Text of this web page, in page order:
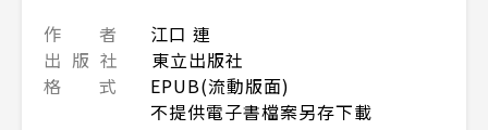
作 者
江口 連
出 版 社
東立出版社
格 式
EPUB(流動版面)
不提供電子書檔案另存下載